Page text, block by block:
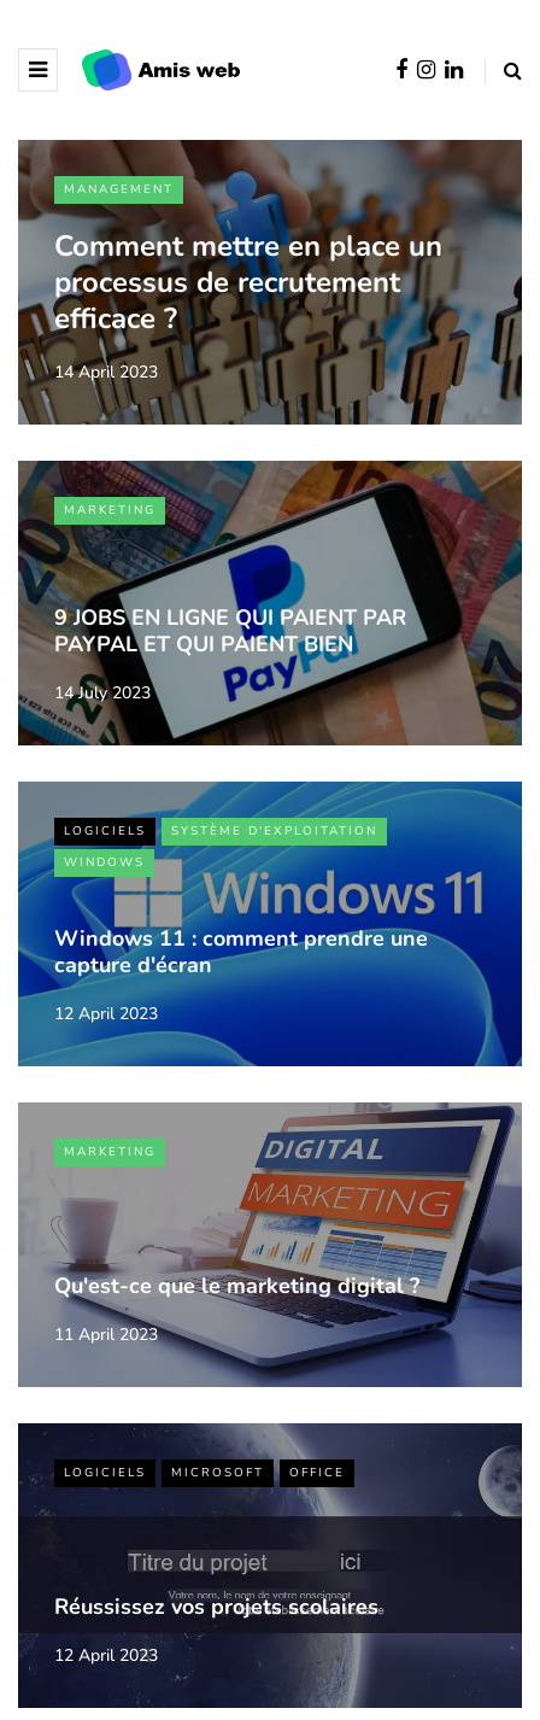
MANAGEMENT
Comment mettre en place un
processus de recrutement
efficace ?
14 April 2023
MARKETING
9 JOBS EN LIGNE QUI PAIENT PAR
PAYPAL ET QUI PAIENT BIEN
14 July 2023
LOGICIELS
SYSTÈME D'EXPLOITATION
WINDOWS
Windows 11 : comment prendre une
capture d'écran
12 April 2023
MARKETING
Qu'est-ce que le marketing digital ?
11 April 2023
LOGICIELS MICROSOFT OFFICE
Réussissez vos projets scolaires
12 April 2023